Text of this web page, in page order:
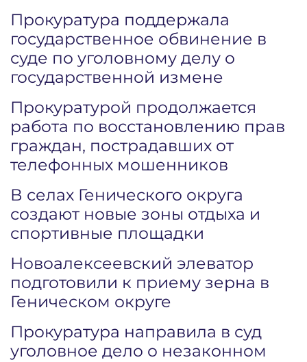
Прокуратура поддержала
государственное обвинение в
суде по уголовному делу о
государственной измене
Прокуратурой продолжается
работа по восстановлению прав
граждан, пострадавших от
телефонных мошенников
В селах Генического округа
создают новые зоны отдыха и
спортивные площадки
Новоалексеевский элеватор
подготовили к приему зерна в
Геническом округе
Прокуратура направила в суд
уголовное дело о незаконном